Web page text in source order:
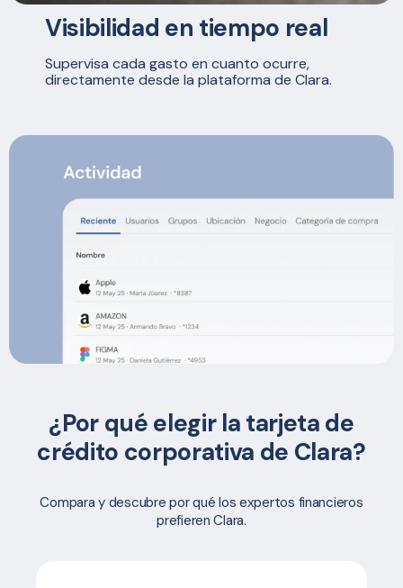
Visibilidad en tiempo real
Supervisa cada gasto en cuanto ocurre,
directamente desde la plataforma de Clara.
¿Por qué elegir la tarjeta de
crédito corporativa de Clara?
Compara y descubre por qué los expertos financieros
prefieren Clara.